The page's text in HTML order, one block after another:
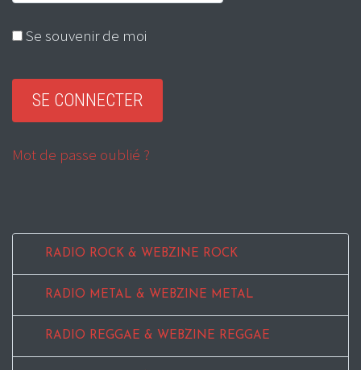
Se souvenir de moi
Mot de passe oublié ?
RADIO ROCK & WEBZINE ROCK
RADIO METAL & WEBZINE METAL
RADIO REGGAE & WEBZINE REGGAE